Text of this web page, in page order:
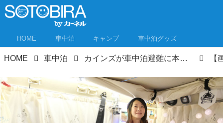
HOME 車中泊 キャンプ 車中泊グッズ
HOME 車中泊 カインズが車中泊避難に本気モード!? ホームセンターで車中泊体験イベントを開催！【レポート】